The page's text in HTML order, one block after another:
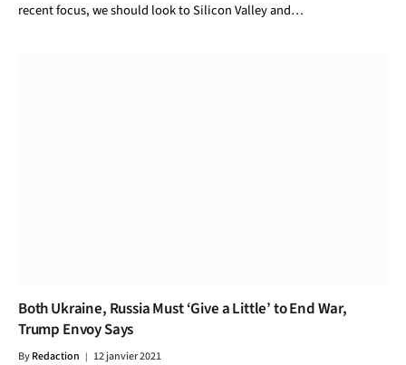
recent focus, we should look to Silicon Valley and…
Both Ukraine, Russia Must ‘Give a Little’ to End War,
Trump Envoy Says
ByRedaction 12 janvier 2021